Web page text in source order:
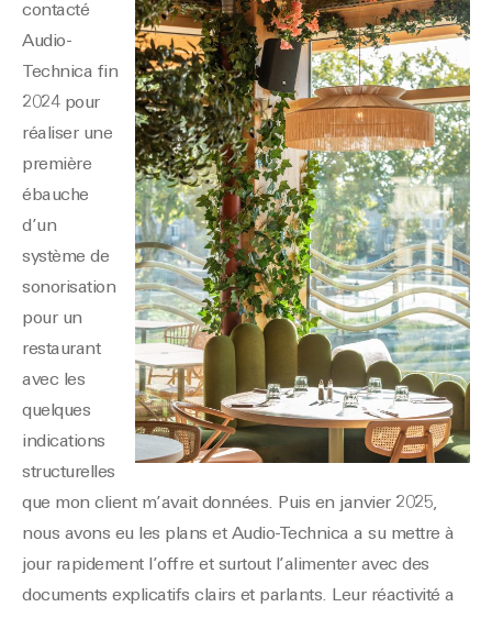
contacté
Audio-
Technica fin
2024 pour
réaliser une
première
ébauche
d’un
système de
sonorisation
pour un
restaurant
avec les
quelques
indications
structurelles
que mon client m’avait données. Puis en janvier 2025,
nous avons eu les plans et Audio-Technica a su mettre à
jour rapidement l’offre et surtout l’alimenter avec des
documents explicatifs clairs et parlants. Leur réactivité a